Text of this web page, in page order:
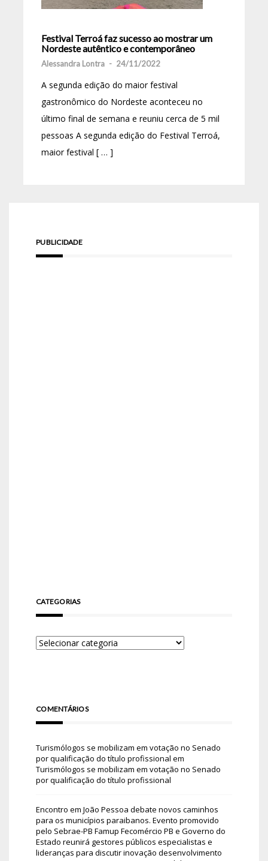
Festival Terroá faz sucesso ao mostrar um
Nordeste autêntico e contemporâneo
Alessandra Lontra - 24/11/2022
A segunda edição do maior festival
gastronômico do Nordeste aconteceu no
último final de semana e reuniu cerca de 5 mil
pessoas A segunda edição do Festival Terroá,
maior festival [ … ]
PUBLICIDADE
CATEGORIAS
COMENTÁRIOS
Turismólogos se mobilizam em votação no Senado
por qualificação do título profissional em
Turismólogos se mobilizam em votação no Senado
por qualificação do título profissional
Encontro em João Pessoa debate novos caminhos
para os municípios paraibanos. Evento promovido
pelo Sebrae-PB Famup Fecomércio PB e Governo do
Estado reunirá gestores públicos especialistas e
lideranças para discutir inovação desenvolvimento